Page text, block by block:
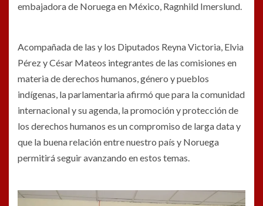
embajadora de Noruega en México, Ragnhild Imerslund.
Acompañada de las y los Diputados Reyna Victoria, Elvia
Pérez y César Mateos integrantes de las comisiones en
materia de derechos humanos, género y pueblos
indígenas, la parlamentaria afirmó que para la comunidad
internacional y su agenda, la promoción y protección de
los derechos humanos es un compromiso de larga data y
que la buena relación entre nuestro país y Noruega
permitirá seguir avanzando en estos temas.